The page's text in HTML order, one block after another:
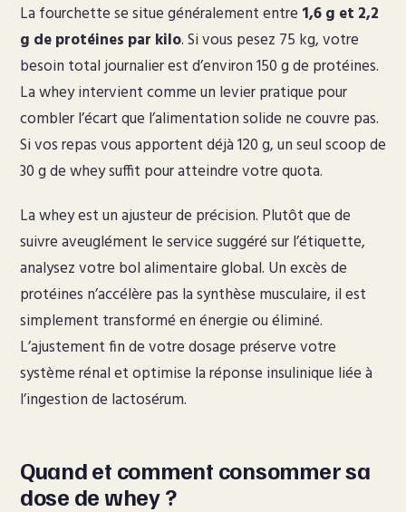
La fourchette se situe généralement entre 1,6 g et 2,2
g de protéines par kilo. Si vous pesez 75 kg, votre
besoin total journalier est d’environ 150 g de protéines.
La whey intervient comme un levier pratique pour
combler l’écart que l’alimentation solide ne couvre pas.
Si vos repas vous apportent déjà 120 g, un seul scoop de
30 g de whey suffit pour atteindre votre quota.
La whey est un ajusteur de précision. Plutôt que de
suivre aveuglément le service suggéré sur l’étiquette,
analysez votre bol alimentaire global. Un excès de
protéines n’accélère pas la synthèse musculaire, il est
simplement transformé en énergie ou éliminé.
L’ajustement fin de votre dosage préserve votre
système rénal et optimise la réponse insulinique liée à
l’ingestion de lactosérum.
Quand et comment consommer sa
dose de whey ?